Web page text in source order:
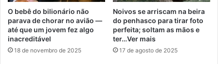
O bebê do bilionário não
parava de chorar no avião —
até que um jovem fez algo
inacreditável
18 de novembro de 2025
Noivos se arriscam na beira
do penhasco para tirar foto
perfeita; soltam as mãos e
ter…Ver mais
17 de agosto de 2025